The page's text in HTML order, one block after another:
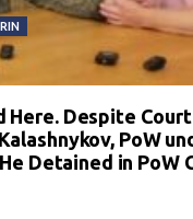
Here. Despite
PoW
Detained in PoW